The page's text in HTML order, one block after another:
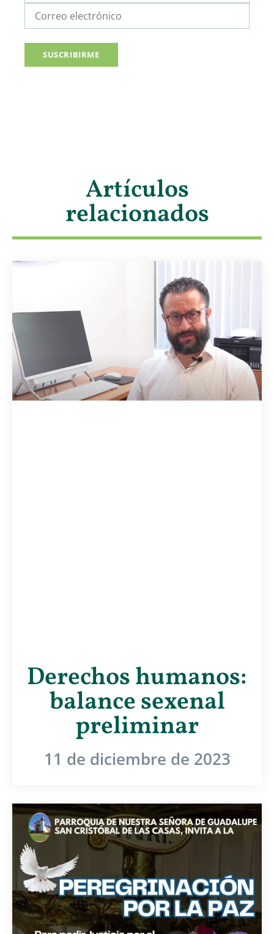
Artículos
relacionados
Derechos humanos:
balance sexenal
preliminar
11 de diciembre de 2023